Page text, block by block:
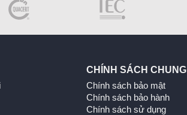
CHÍNH SÁCH CHUNG
Chính sách bảo mật
Chính sách bảo hành
Chính sách sử dụng